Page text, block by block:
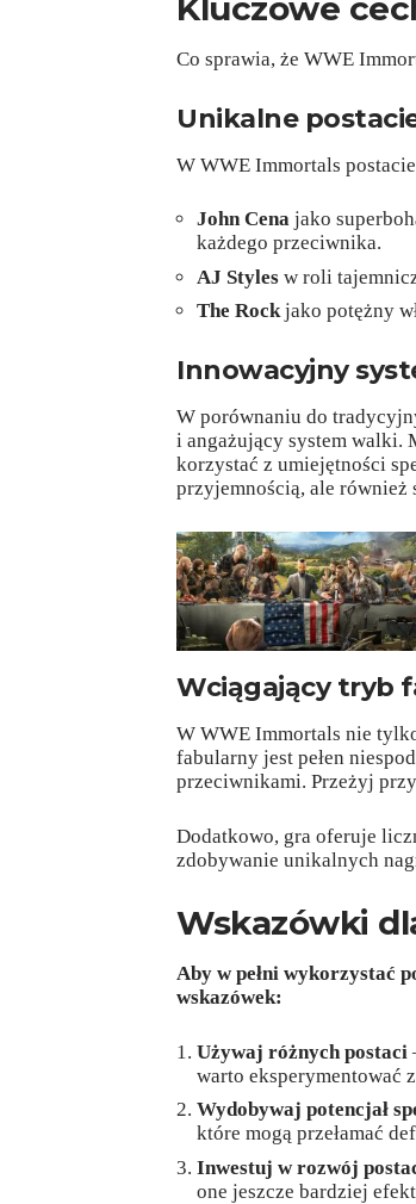
Kluczowe
Co sprawia, że WWE
Unikalne
W WWE Immortals
John Cena jako
każdego przeciwnika.
AJ Styles w roli
The Rockjako potężny
Innowacyjny
W porównaniu do
i angażujący system walki.
korzystać z umiejętności
przyjemnością, ale również
Wciągający tryb
W WWE Immortals nie
fabularny jest pełen
przeciwnikami. Przeżyj
Dodatkowo, gra oferuje
zdobywanie unikalnych
Wskazówki
Aby w pełni wykorzystać
wskazówek:
Używaj różnych postaci
warto eksperymentować
Wydobywaj potencjał
które mogą przełamać
Inwestuj w rozwój
one jeszcze bardziej